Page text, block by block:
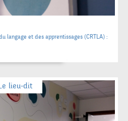
langage et des apprentissages (CRTLA) :
lieu-dit